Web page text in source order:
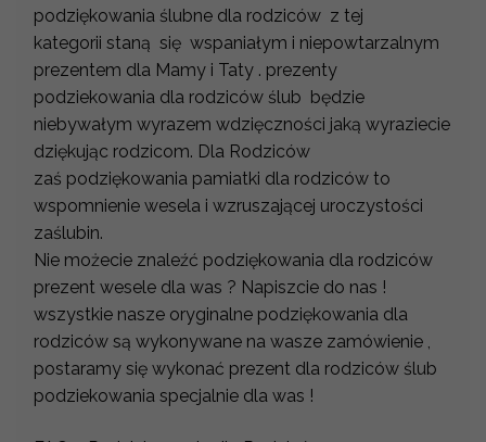
podziękowania ślubne dla rodziców z tej
kategorii staną się wspaniałym i niepowtarzalnym
prezentem dla Mamy i Taty . prezenty
podziekowania dla rodziców ślub będzie
niebywałym wyrazem wdzięczności jaką wyraziecie
dziękując rodzicom. Dla Rodziców
zaś podziękowania pamiatki dla rodziców to
wspomnienie wesela i wzruszającej uroczystości
zaślubin.
Nie możecie znaleźć podziękowania dla rodziców
prezent wesele dla was ? Napiszcie do nas !
wszystkie nasze oryginalne podziękowania dla
rodziców są wykonywane na wasze zamówienie ,
postaramy się wykonać prezent dla rodziców ślub
podziekowania specjalnie dla was !